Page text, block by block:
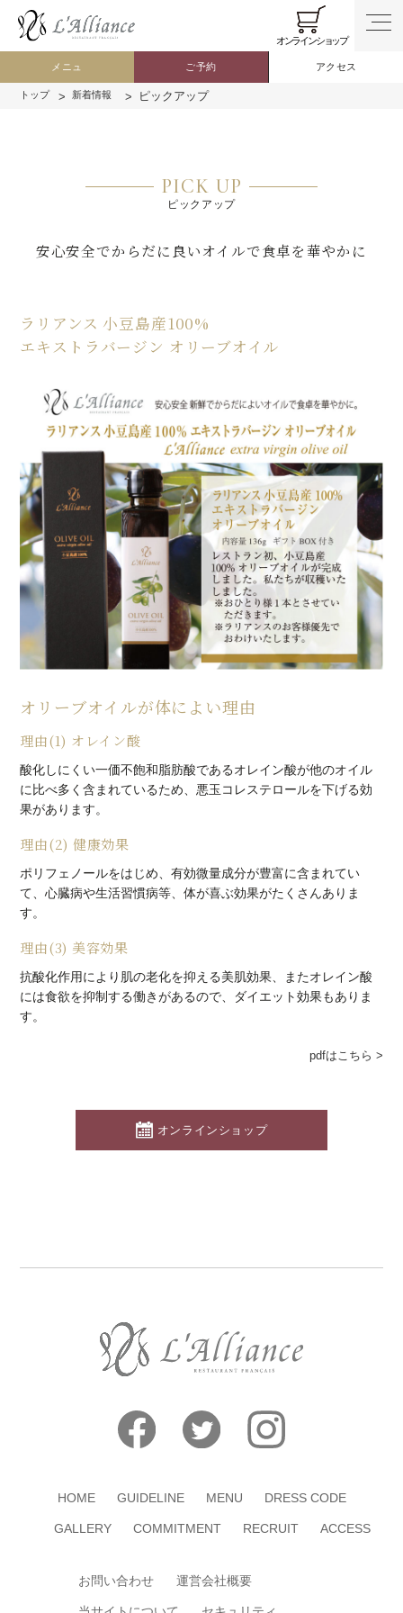
オンラインショップ
メニュ ご予約 アクセス
トップ 新着情報 ピックアップ
PICK UP
ピックアップ
安心安全でからだに良いオイルで食卓を華やかに
ラリアンス 小豆島産100%
エキストラバージン オリーブオイル
オリーブオイルが体によい理由
理由(1) オレイン酸
酸化しにくい一価不飽和脂肪酸であるオレイン酸が他のオイル
に比べ多く含まれているため、 悪玉コレステロールを下げる効
果があります。
理由(2) 健康効果
ポリフェノールをはじめ、有効微量成分が豊富に含まれてい
て、心臓病や生活習慣病等、体が喜ぶ効果がたくさんありま
す。
理由(3) 美容効果
抗酸化作用により肌の老化を抑える美肌効果、
またオレイン酸
には食欲を抑制する働きがあるので、ダイエット効果もありま
す。
pdfはこちら >
オンラインショップ
HOME GUIDELINE MENU DRESS CODE
GALLERY COMMITMENT RECRUIT ACCESS
お問い合わせ 運営会社概要